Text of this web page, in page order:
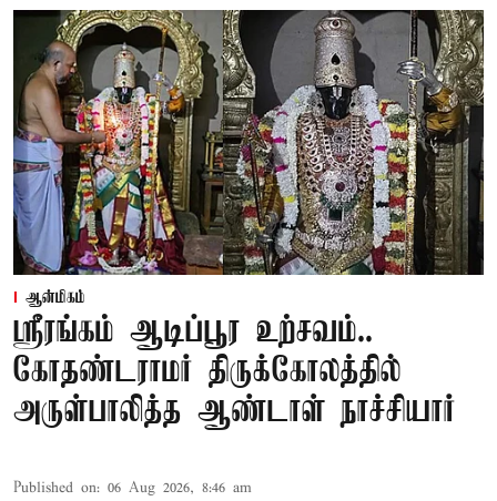
ஆன்மிகம்
ஸ்ரீரங்கம் ஆடிப்பூர உற்சவம்..
கோதண்டராமர் திருக்கோலத்தில்
அருள்பாலித்த ஆண்டாள் நாச்சியார்
Published on: 06 Aug 2026, 8:46 am